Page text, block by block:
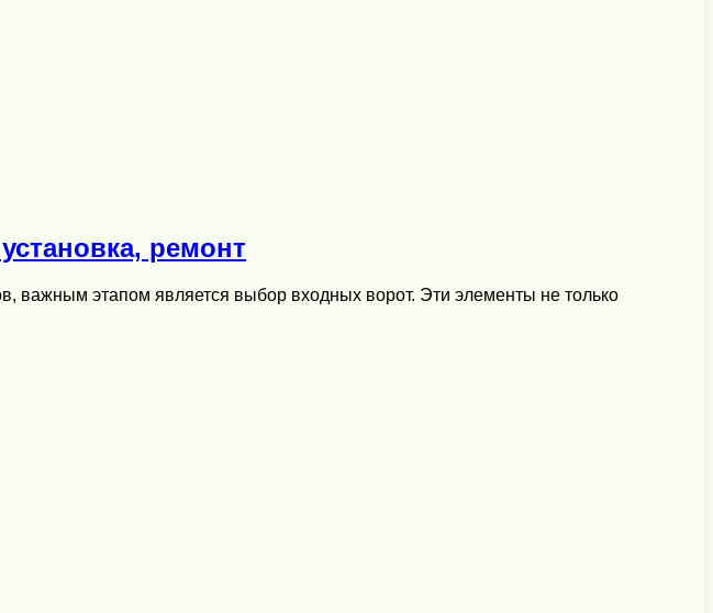
ремонт
важным этапом является выбор входных ворот. Эти элементы не только